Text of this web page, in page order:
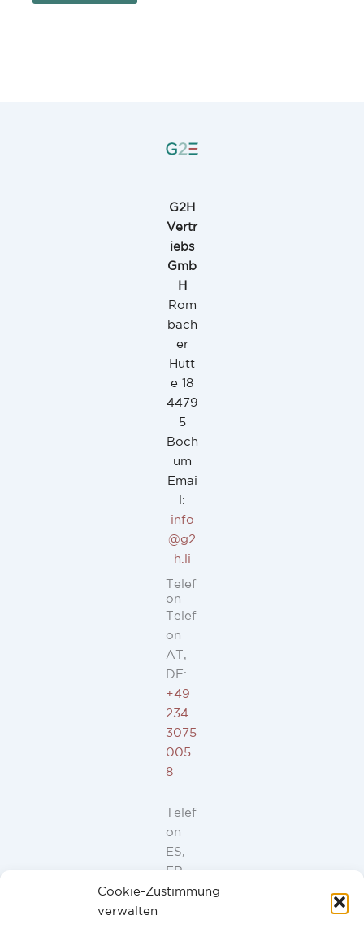
Cookie-Zustimmung
verwalten
G2H
Vertr
iebs
Gmb
H
Rom
bach
er
Hütt
e 18
4479
5
Boch
um
Emai
l:
info
@g2
h.li
Telef
on
Telef
on
AT,
DE:
+49
234
3075
005
8
Telef
on
ES,
FR,
IT,